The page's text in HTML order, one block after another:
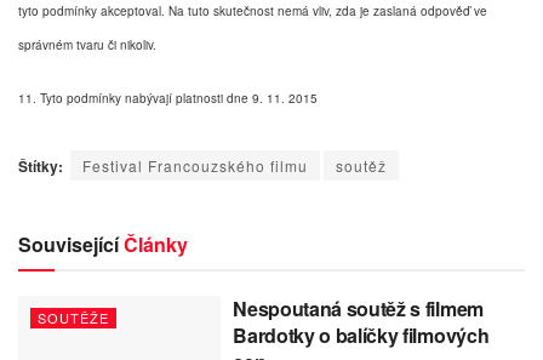
tyto podmínky akceptoval. Na tuto skutečnost nemá vliv, zda je zaslaná odpověď ve
správném tvaru či nikoliv.
11. Tyto podmínky nabývají platnosti dne 9. 11. 2015
Štítky: Festival Francouzského filmu soutěž
SouvisejícíČlánky
SOUTĚŽE
Nespoutaná soutěž s filmem
Bardotky o balíčky filmových